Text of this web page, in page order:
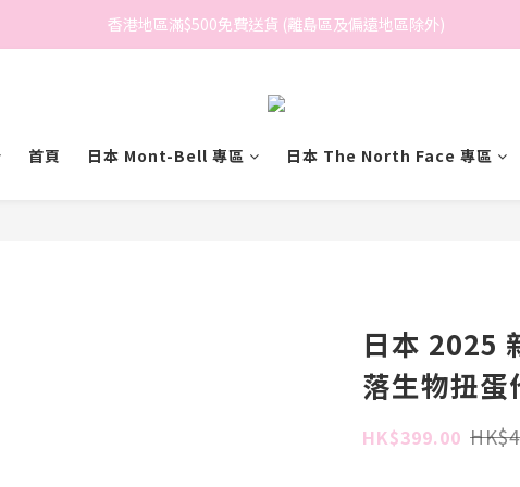
香港地區滿$500免費送貨 (離島區及偏遠地區除外)
香港地區滿$500免費送貨 (離島區及偏遠地區除外)
首頁 日本 Mont-Bell 專區 日本 The North Face 專區
日本 2025
落生物扭蛋
HK$399.00